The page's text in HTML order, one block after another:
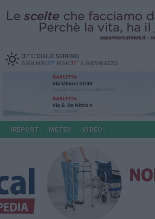
37°CCIELO SERENO
OGGI MIN 23° MAX 31° A GIOVINAZZO
IREPORT METEO VIDEO